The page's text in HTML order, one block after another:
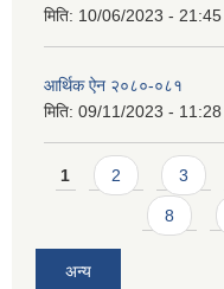
मिति: 10/06/2023 - 21:45
आर्थिक ऐन २०८०-०८१
मिति: 09/11/2023 - 11:28
Pages
1 2 3
8
अन्य